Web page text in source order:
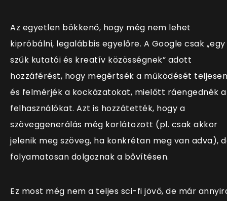
Az egyetlen bökkenő, hogy még nem lehet
kipróbálni, legalábbis egyelőre. A Google csak „egy
szűk kutatói és kreatív közösségnek” adott
hozzáférést, hogy megértsék a működését
és felmérjék a kockázatokat, mielőtt ráengednék a
felhasználókat. Azt is hozzátették, hogy a
szöveggenerálás még korlátozott (pl. csak akkor
jelenik meg szöveg, ha konkrétan meg van adva),
folyamatosan dolgoznak a bővítésen.
Ez most még nem a teljes sci-fi jövő, de már